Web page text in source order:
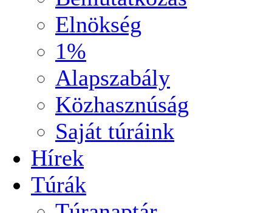
Elnökség
1%
Alapszabály
Közhasznúság
Saját túráink
Hírek
Túrák